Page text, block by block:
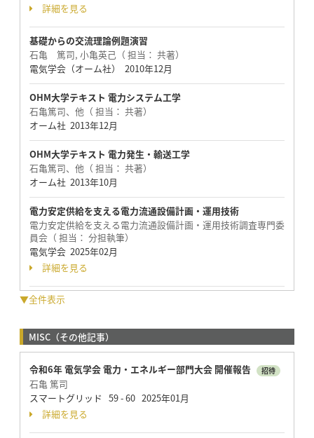
詳細を見る
基礎からの交流理論例題演習
石亀 篤司, 小亀英己（ 担当： 共著）
電気学会（オーム社） 2010年12月
OHM大学テキスト 電力システム工学
石亀篤司、他（ 担当： 共著）
オーム社 2013年12月
OHM大学テキスト 電力発生・輸送工学
石亀篤司、他（ 担当： 共著）
オーム社 2013年10月
電力安定供給を支える電力流通設備計画・運用技術
電力安定供給を支える電力流通設備計画・運用技術調査専門委
員会（ 担当： 分担執筆）
電気学会 2025年02月
詳細を見る
▼全件表示
MISC（その他記事）
令和6年 電気学会 電力・エネルギー部門大会 開催報告 招待
石亀 篤司
スマートグリッド 59 - 60 2025年01月
詳細を見る